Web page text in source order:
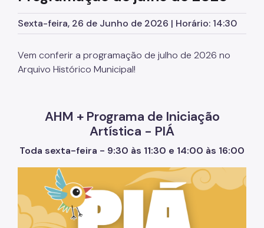
Publicações
História dos Bairros de São Paulo
Educativo
Dicionário de Ruas
Festival Arquivo Aberto
Sexta-feira, 26 de Junho de 2026 | Horário: 14:30
Vem conferir a programação de julho de 2026 no
Arquivo Histórico Municipal!
AHM + Programa de Iniciação
Artística - PIÁ
Toda sexta-feira - 9:30 às 11:30 e 14:00 às 16:00